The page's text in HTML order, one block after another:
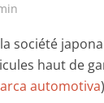
société
haut de
automotiva